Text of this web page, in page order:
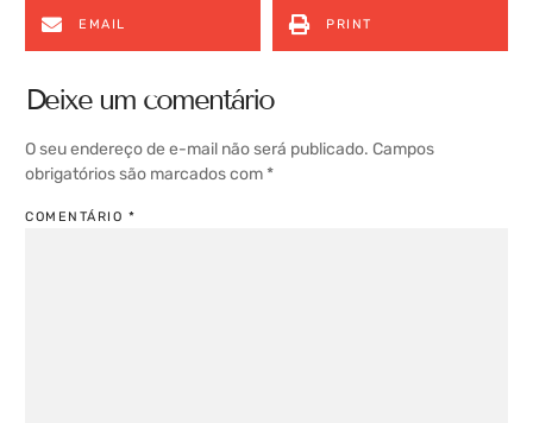
EMAIL PRINT
Deixe um comentário
O seu endereço de e-mail não será publicado. Campos
obrigatórios são marcados com *
COMENTÁRIO *